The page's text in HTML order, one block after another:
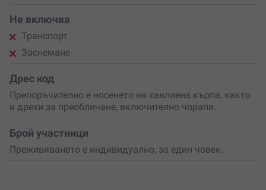
Не включва
Транспорт
Заснемане
Дрес код
Препоръчително е носенето на хавлиена кърпа, както
и дрехи за преобличане, включително чорапи.
Брой участници
Преживяването е индивидуално, за един човек.